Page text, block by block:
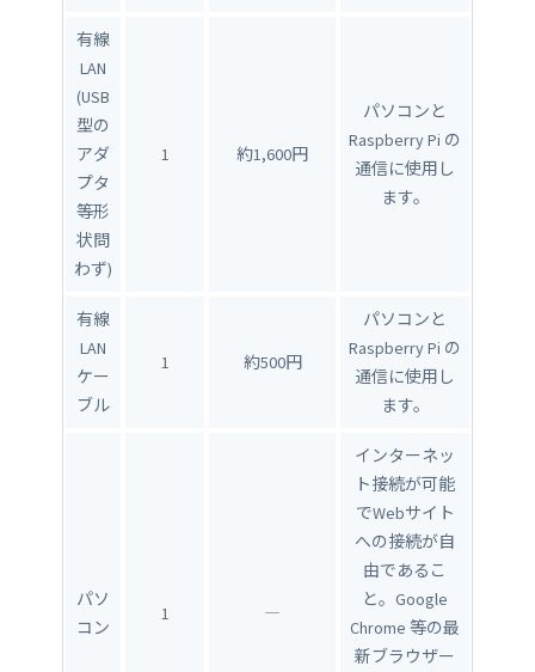
有線
LAN
(USB
型の
アダ
プタ
等形
状問
わず)
1 約1,600円
パソコンと
Raspberry Pi の
通信に使用し
ます。
有線
LAN
ケー
ブル
1 約500円
パソコンと
Raspberry Pi の
通信に使用し
ます。
パソ
コン
1 ―
インターネッ
ト接続が可能
でWebサイト
への接続が自
由であるこ
と。Google
Chrome 等の最
新ブラウザー